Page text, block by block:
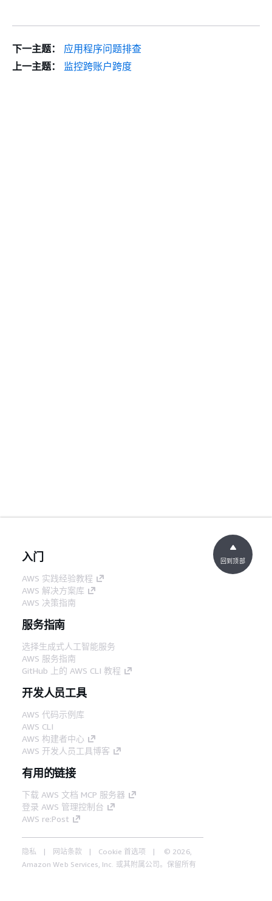
下一主题：
应用程序问题排查
上一主题：
监控跨账户跨度
入门
AWS 实践经验教程
AWS 解决方案库
AWS 决策指南
服务指南
选择生成式人工智能服务
AWS 服务指南
GitHub 上的 AWS CLI 教程
开发人员工具
AWS 代码示例库
AWS CLI
AWS 构建者中心
AWS 开发人员工具博客
有用的链接
下载 AWS 文档 MCP 服务器
登录 AWS 管理控制台
AWS re:Post
隐私 网站条款 Cookie 首选项
© 2026,
Amazon Web Services, Inc. 或其附属公司。保留所有
回到顶部